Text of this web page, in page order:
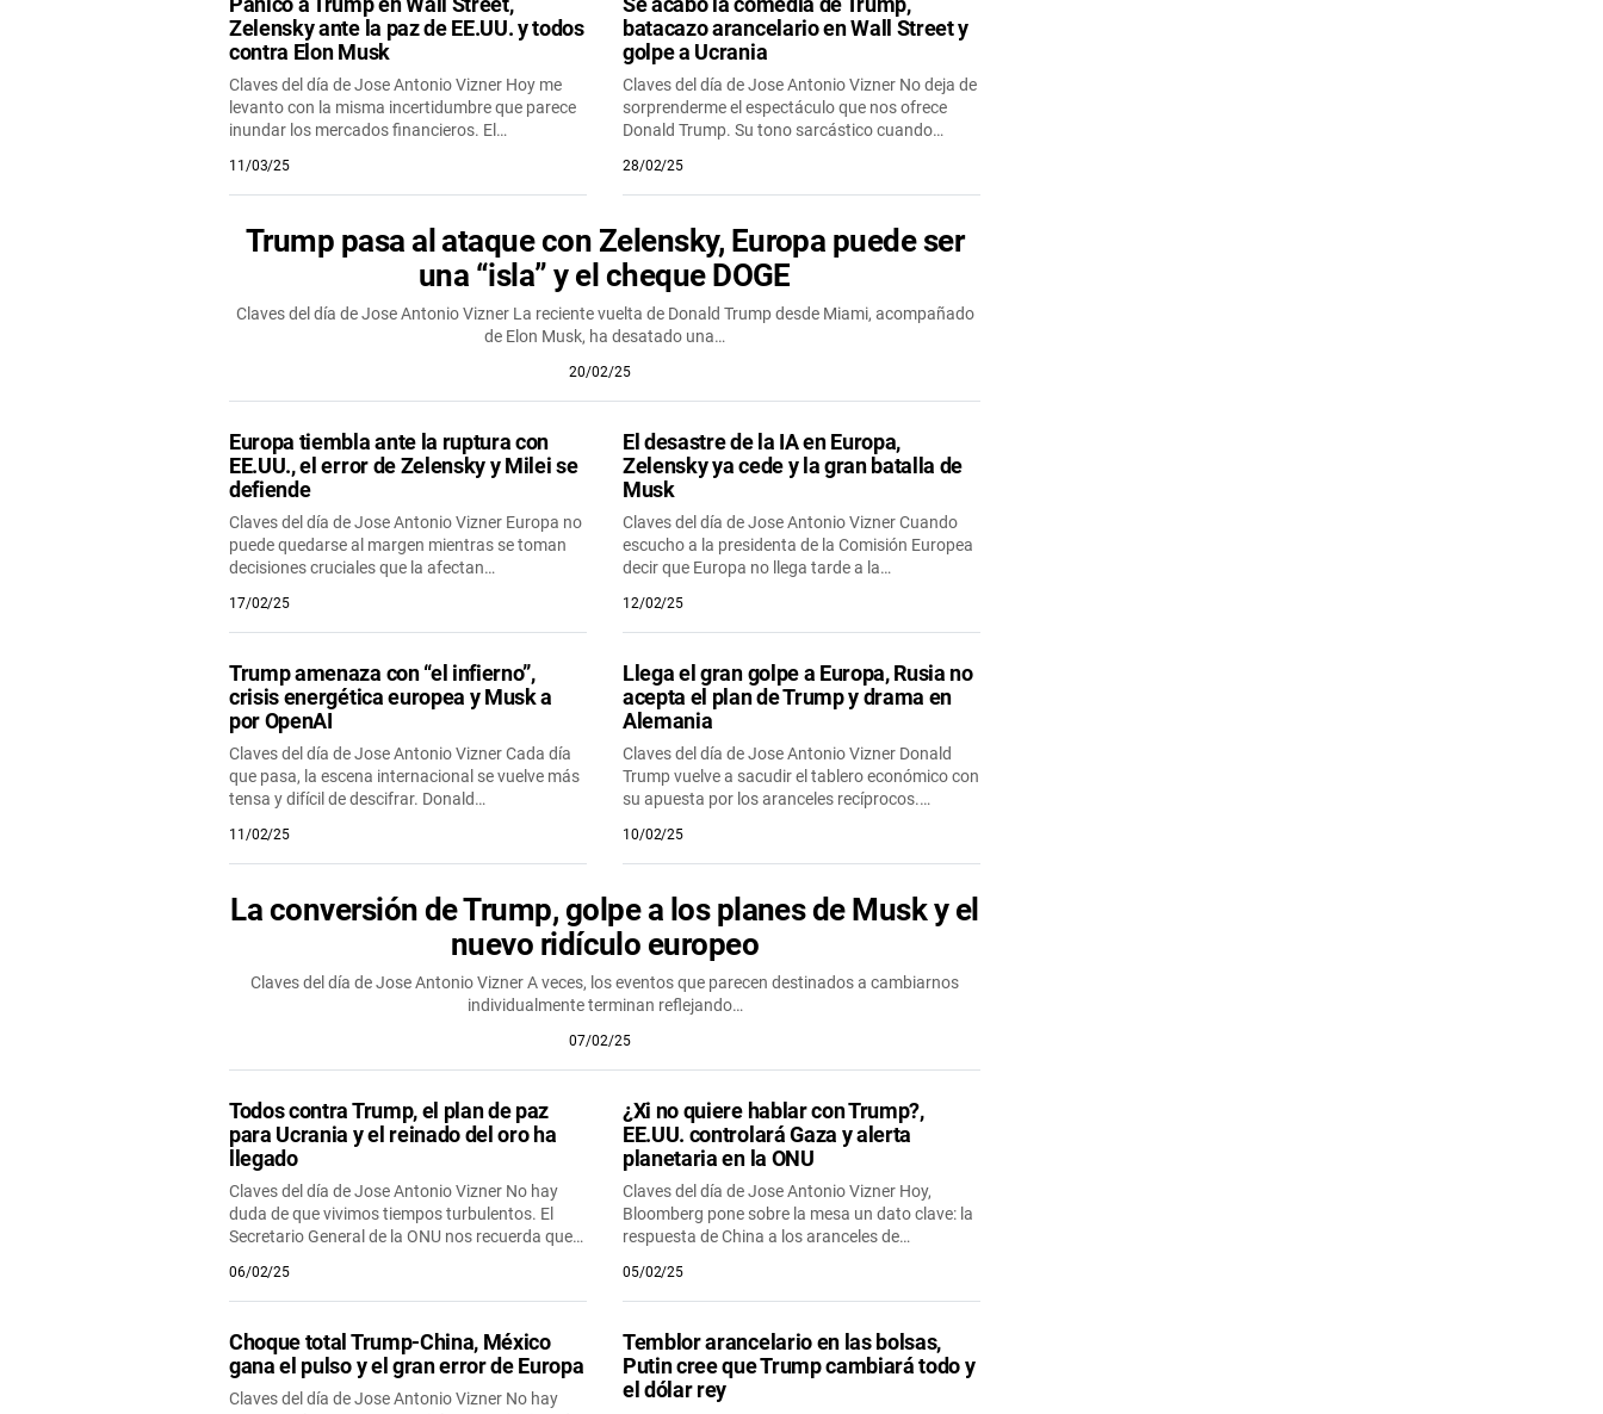
Zelensky ante la paz de EE.UU. y todos
contra Elon Musk
Claves del día de Jose Antonio Vizner Hoy me
levanto con la misma incertidumbre que parece
inundar los mercados financieros. El…
11/03/25
batacazo arancelario en Wall Street y
golpe a Ucrania
Claves del día de Jose Antonio Vizner No deja de
sorprenderme el espectáculo que nos ofrece
Donald Trump. Su tono sarcástico cuando…
28/02/25
Trump pasa al ataque con Zelensky, Europa puede ser
una “isla” y el cheque DOGE
Claves del día de Jose Antonio Vizner La reciente vuelta de Donald Trump desde Miami, acompañado
de Elon Musk, ha desatado una…
20/02/25
Europa tiembla ante la ruptura con
EE.UU., el error de Zelensky y Milei se
defiende
Claves del día de Jose Antonio Vizner Europa no
puede quedarse al margen mientras se toman
decisiones cruciales que la afectan…
17/02/25
El desastre de la IA en Europa,
Zelensky ya cede y la gran batalla de
Musk
Claves del día de Jose Antonio Vizner Cuando
escucho a la presidenta de la Comisión Europea
decir que Europa no llega tarde a la…
12/02/25
Trump amenaza con “el infierno”,
crisis energética europea y Musk a
por OpenAI
Claves del día de Jose Antonio Vizner Cada día
que pasa, la escena internacional se vuelve más
tensa y difícil de descifrar. Donald…
11/02/25
Llega el gran golpe a Europa, Rusia no
acepta el plan de Trump y drama en
Alemania
Claves del día de Jose Antonio Vizner Donald
Trump vuelve a sacudir el tablero económico con
su apuesta por los aranceles recíprocos.…
10/02/25
La conversión de Trump, golpe a los planes de Musk y el
nuevo ridículo europeo
Claves del día de Jose Antonio Vizner A veces, los eventos que parecen destinados a cambiarnos
individualmente terminan reflejando…
07/02/25
Todos contra Trump, el plan de paz
para Ucrania y el reinado del oro ha
llegado
Claves del día de Jose Antonio Vizner No hay
duda de que vivimos tiempos turbulentos. El
Secretario General de la ONU nos recuerda que…
06/02/25
¿Xi no quiere hablar con Trump?,
EE.UU. controlará Gaza y alerta
planetaria en la ONU
Claves del día de Jose Antonio Vizner Hoy,
Bloomberg pone sobre la mesa un dato clave: la
respuesta de China a los aranceles de…
05/02/25
Choque total Trump-China, México
gana el pulso y el gran error de Europa
Claves del día de Jose Antonio Vizner No hay
Temblor arancelario en las bolsas,
Putin cree que Trump cambiará todo y
el dólar rey